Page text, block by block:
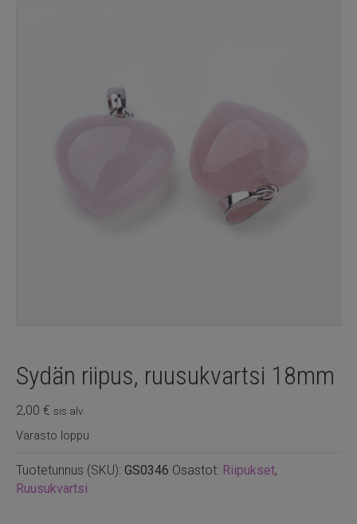
Sydän riipus, ruusukvartsi 18mm
2,00 € sis alv.
Varasto loppu
Tuotetunnus (SKU): GS0346 Osastot: Riipukset,
Ruusukvartsi